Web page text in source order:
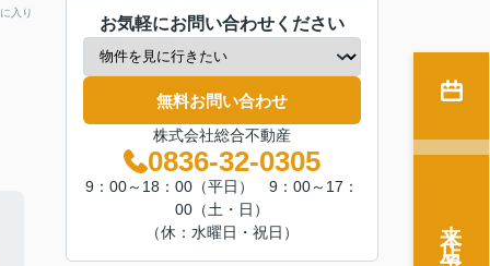
入り
お気軽にお問い合わせください
無料お問い合わせ
株式会社総合不動産
0836-32-0305
9：00～18：00（平日） 9：00～17：
00（土・日）
（休：水曜日・祝日）
来店予約